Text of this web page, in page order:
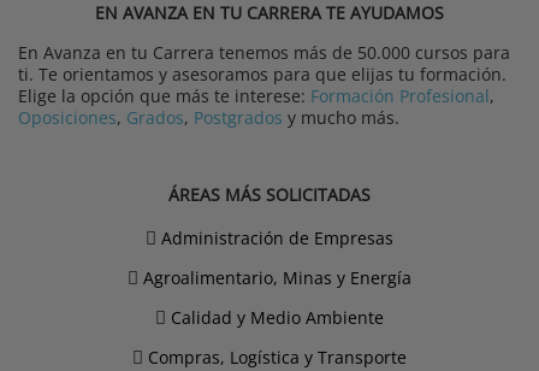
EN AVANZA EN TU CARRERA TE AYUDAMOS
En Avanza en tu Carrera tenemos más de 50.000 cursos para
ti. Te orientamos y asesoramos para que elijas tu formación.
Elige la opción que más te interese: Formación Profesional,
Oposiciones, Grados, Postgrados y mucho más.
ÁREAS MÁS SOLICITADAS
Administración de Empresas
Agroalimentario, Minas y Energía
Calidad y Medio Ambiente
Compras, Logística y Transporte